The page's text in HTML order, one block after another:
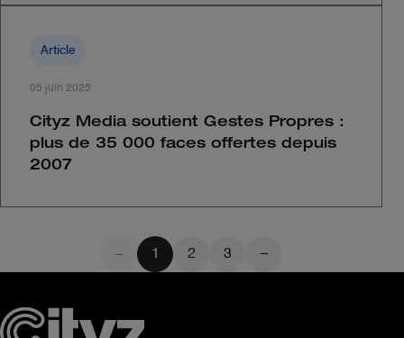
Article
05 juin 2025
Cityz Media soutient Gestes Propres :
plus de 35 000 faces offertes depuis
2007
1 2 3